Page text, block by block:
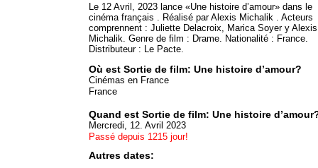
Le 12 Avril, 2023 lance «Une histoire d’amour» dans le
cinéma français . Réalisé par Alexis Michalik . Acteurs
comprennent : Juliette Delacroix, Marica Soyer y Alexis
Michalik. Genre de film : Drame. Nationalité : France.
Distributeur : Le Pacte.
Où est Sortie de film: Une histoire d’amour?
Cinémas en France
France
Quand est Sortie de film: Une histoire
Mercredi, 12. Avril 2023
Passé depuis 1215 jour!
Autres dates: